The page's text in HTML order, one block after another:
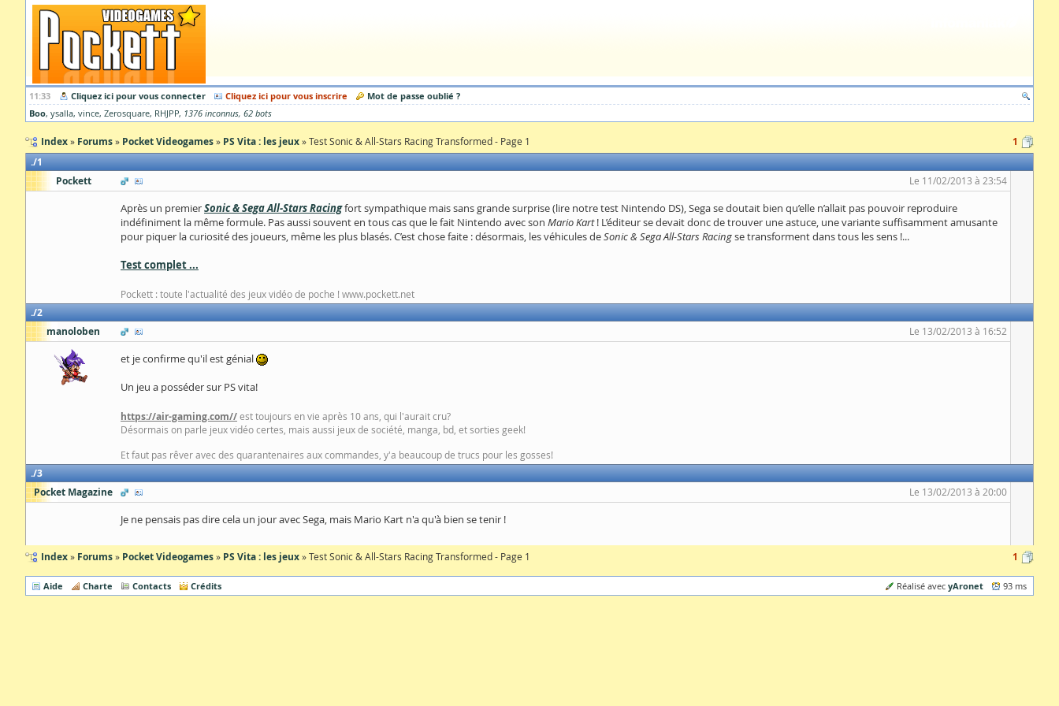
11:33 Cliquez ici pour vous connecter Cliquez ici pour vous inscrire
Mot de passe oublié ?
Boo ysalla vince Zerosquare RHJPP 1376 inconnus 62 bots
Index Forums Pocket Videogames PS Vita : les jeux Test Sonic & All-Stars Racing Transformed - Page 1
1
1
Pockett
Le 11/02/2013 à 23:54
Après un premierSonic & Sega All-Stars Racingfort sympathique mais sans grande surprise (lire notre test Nintendo DS), Sega se doutait bien qu’elle n’allait pas pouvoir reproduire
indéfiniment la même formule. Pas aussi souvent en tous cas que le fait Nintendo avec son Mario Kart! L’éditeur se devait donc de trouver une astuce, une variante suffisamment amusante
pour piquer la curiosité des joueurs, même les plus blasés. C’est chose faite : désormais, les véhicules deSonic & Sega All-Stars Racingse transforment dans tous les sens !...
Test complet ...
Pockett : toute l'actualité des jeux vidéo de poche ! www.pockett.net
2
manoloben
Le 13/02/2013 à 16:52
et je confirme qu'il est génial
Un jeu a posséder sur PS vita!
https://air-gaming.com//est toujours en vie après 10 ans, qui l'aurait cru?
Désormais on parle jeux vidéo certes, mais aussi jeux de société, manga, bd, et sorties geek!
Et faut pas rêver avec des quarantenaires aux commandes, y'a beaucoup de trucs pour les gosses!
3
Pocket Magazine
Le 13/02/2013 à 20:00
Je ne pensais pas dire cela un jour avec Sega, mais Mario Kart n'a qu'à bien se tenir !
Index Forums Pocket Videogames PS Vita : les jeux Test Sonic & All-Stars Racing Transformed - Page 1 1
Aide Charte Contacts Crédits Réalisé avec yAronet 93 ms